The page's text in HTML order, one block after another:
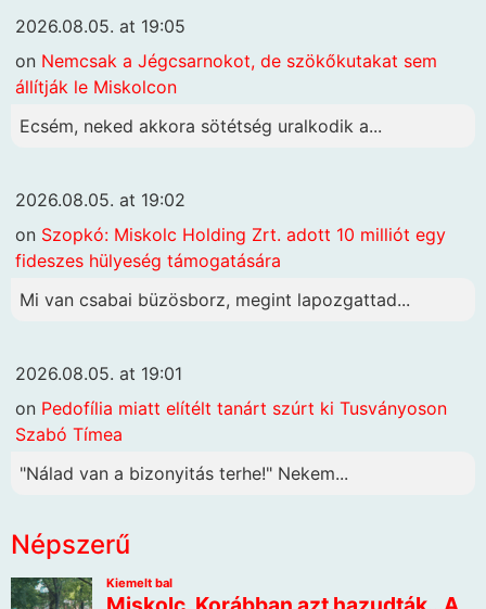
2026.08.05. at 19:05
on Nemcsak a Jégcsarnokot, de szökőkutakat sem
állítják le Miskolcon
Ecsém, neked akkora sötétség uralkodik a...
2026.08.05. at 19:02
on Szopkó: Miskolc Holding Zrt. adott 10 milliót egy
fideszes hülyeség támogatására
Mi van csabai büzösborz, megint lapozgattad...
2026.08.05. at 19:01
on Pedofília miatt elítélt tanárt szúrt ki Tusványoson
Szabó Tímea
"Nálad van a bizonyitás terhe!" Nekem...
Népszerű